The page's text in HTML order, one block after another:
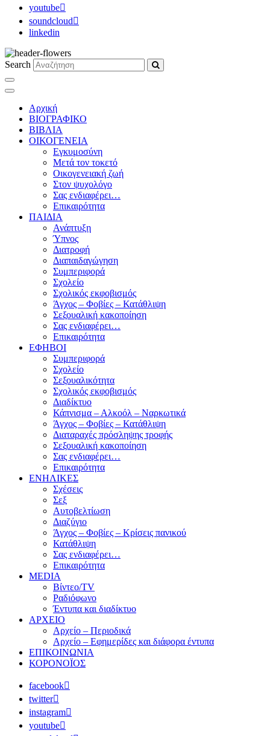
youtube
soundcloud
linkedin
Search
Αρχική
ΒΙΟΓΡΑΦΙΚΟ
ΒΙΒΛΙΑ
ΟΙΚΟΓΕΝΕΙΑ
Εγκυμοσύνη
Μετά τον τοκετό
Οικογενειακή ζωή
Στον ψυχολόγο
Σας ενδιαφέρει…
Επικαιρότητα
ΠΑΙΔΙΑ
Ανάπτυξη
Ύπνος
Διατροφή
Διαπαιδαγώγηση
Συμπεριφορά
Σχολείο
Σχολικός εκφοβισμός
Άγχος – Φοβίες – Κατάθλιψη
Σεξουαλική κακοποίηση
Σας ενδιαφέρει…
Επικαιρότητα
ΕΦΗΒΟΙ
Συμπεριφορά
Σχολείο
Σεξουαλικότητα
Σχολικός εκφοβισμός
Διαδίκτυο
Κάπνισμα – Αλκοόλ – Ναρκωτικά
Άγχος – Φοβίες – Κατάθλιψη
Διαταραχές πρόσληψης τροφής
Σεξουαλική κακοποίηση
Σας ενδιαφέρει…
Επικαιρότητα
ΕΝΗΛΙΚΕΣ
Σχέσεις
Σεξ
Αυτοβελτίωση
Διαζύγιο
Άγχος – Φοβίες – Κρίσεις πανικού
Κατάθλιψη
Σας ενδιαφέρει…
Επικαιρότητα
MEDIA
Βίντεο/TV
Ραδιόφωνο
Έντυπα και διαδίκτυο
ΑΡΧΕΙΟ
Αρχείο – Περιοδικά
Αρχείο – Εφημερίδες και διάφορα έντυπα
ΕΠΙΚΟΙΝΩΝΙΑ
ΚΟΡΟΝΟΪΟΣ
facebook
twitter
instagram
youtube